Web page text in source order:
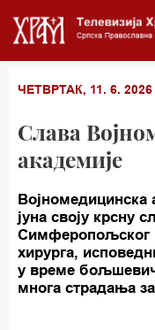
ЧЕТВРТАК, 11. 6. 2026
Слава
академије
Војномедицинска
јуна своју крсну
Симферопољског
хирурга,
у време
многа страдања